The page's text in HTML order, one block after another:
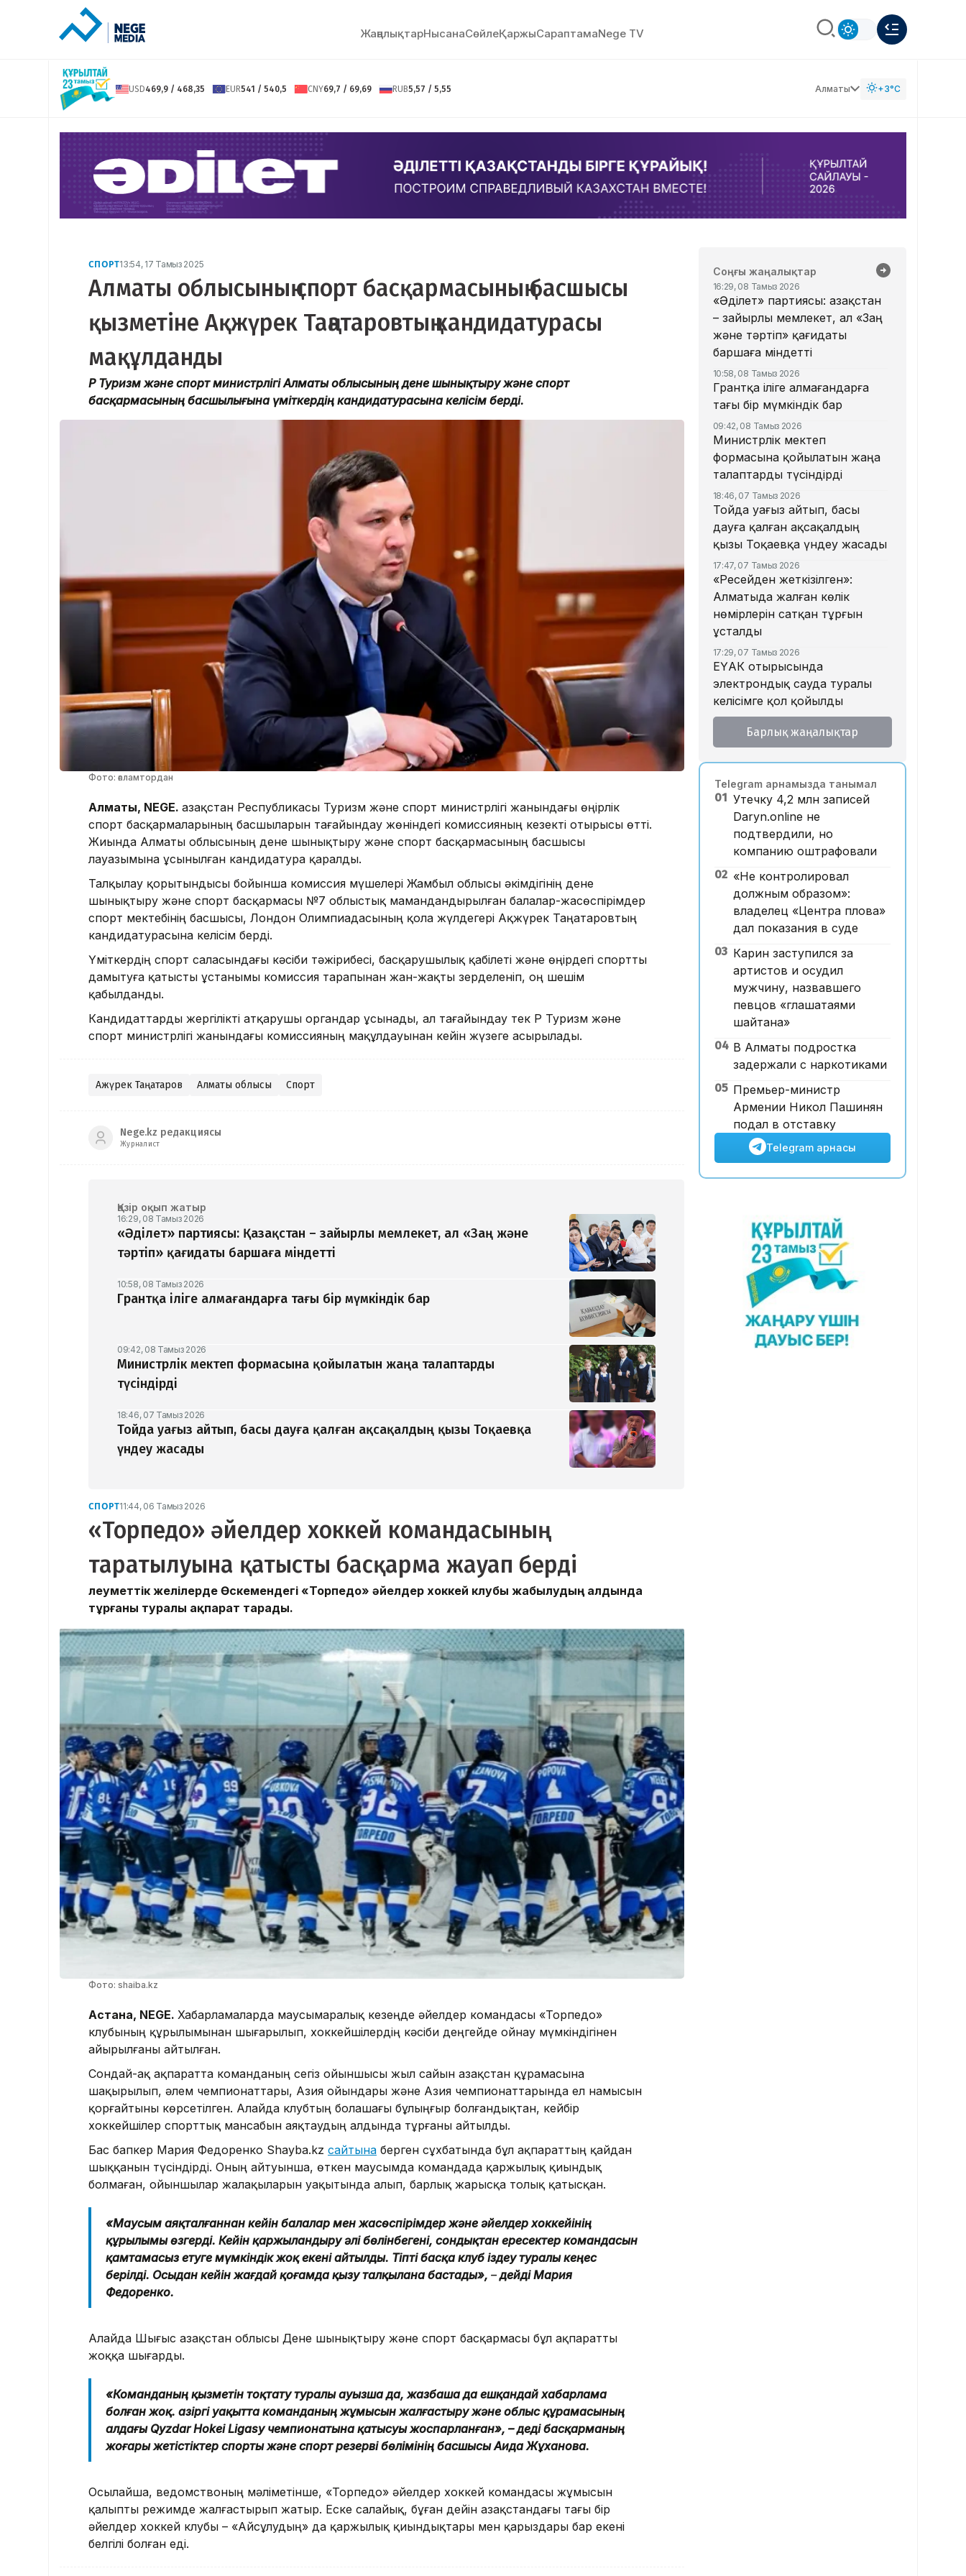
ЖаңалықтарНысанаСөйлeҚаржыСараптамаNege TV
USD469,9 / 468,35 EUR541 / 540,5 CNY69,7 / 69,69 RUB5,57 / 5,55 Алматы +3°C
СПОРТ13:54, 17 Тамыз 2025
Алматы облысының спорт басқармасының басшысы
қызметіне Ақжүрек Таңатаровтың кандидатурасы
мақұлданды
ҚР Туризм және спорт министрлігі Алматы облысының дене шынықтыру және спорт
басқармасының басшылығына үміткердің кандидатурасына келісім берді.
Фото: ғаламтордан
Алматы, NEGE. Қазақстан Республикасы Туризм және спорт министрлігі жанындағы өңірлік
спорт басқармаларының басшыларын тағайындау жөніндегі комиссияның кезекті отырысы өтті.
Жиында Алматы облысының дене шынықтыру және спорт басқармасының басшысы
лауазымына ұсынылған кандидатура қаралды.
Талқылау қорытындысы бойынша комиссия мүшелері Жамбыл облысы әкімдігінің дене
шынықтыру және спорт басқармасы №7 облыстық мамандандырылған балалар-жасөспірімдер
спорт мектебінің басшысы, Лондон Олимпиадасының қола жүлдегері Ақжүрек Таңатаровтың
кандидатурасына келісім берді.
Үміткердің спорт саласындағы кәсіби тәжірибесі, басқарушылық қабілеті және өңірдегі спортты
дамытуға қатысты ұстанымы комиссия тарапынан жан-жақты зерделеніп, оң шешім
қабылданды.
Кандидаттарды жергілікті атқарушы органдар ұсынады, ал тағайындау тек ҚР Туризм және
спорт министрлігі жанындағы комиссияның мақұлдауынан кейін жүзеге асырылады.
Ақжүрек Таңатаров Алматы облысы Спорт
Nege.kz редакциясы
Журналист
Қазір оқып жатыр
16:29, 08 Тамыз 2026
«Әділет» партиясы: Қазақстан – зайырлы мемлекет, ал «Заң және
тәртіп» қағидаты баршаға міндетті
10:58, 08 Тамыз 2026
Грантқа іліге алмағандарға тағы бір мүмкіндік бар
09:42, 08 Тамыз 2026
Министрлік мектеп формасына қойылатын жаңа талаптарды
түсіндірді
18:46, 07 Тамыз 2026
Тойда уағыз айтып, басы дауға қалған ақсақалдың қызы Тоқаевқа
үндеу жасады
СПОРТ11:44, 06 Тамыз 2026
«Торпедо» әйелдер хоккей командасының
таратылуына қатысты басқарма жауап берді
Әлеуметтік желілерде Өскемендегі «Торпедо» әйелдер хоккей клубы жабылудың алдында
тұрғаны туралы ақпарат тарады.
Фото: shaiba.kz
Астана, NEGE. Хабарламаларда маусымаралық кезеңде әйелдер командасы «Торпедо»
клубының құрылымынан шығарылып, хоккейшілердің кәсіби деңгейде ойнау мүмкіндігінен
айырылғаны айтылған.
Сондай-ақ ақпаратта команданың сегіз ойыншысы жыл сайын Қазақстан құрамасына
шақырылып, әлем чемпионаттары, Азия ойындары және Азия чемпионаттарында ел намысын
қорғайтыны көрсетілген. Алайда клубтың болашағы бұлыңғыр болғандықтан, кейбір
хоккейшілер спорттық мансабын аяқтаудың алдында тұрғаны айтылды.
Бас бапкер Мария Федоренко Shayba.kz сайтына берген сұхбатында бұл ақпараттың қайдан
шыққанын түсіндірді. Оның айтуынша, өткен маусымда командада қаржылық қиындық
болмаған, ойыншылар жалақыларын уақытында алып, барлық жарысқа толық қатысқан.
«Маусым аяқталғаннан кейін балалар мен жасөспірімдер және әйелдер хоккейінің
құрылымы өзгерді. Кейін қаржыландыру әлі бөлінбегені, сондықтан ересектер командасын
қамтамасыз етуге мүмкіндік жоқ екені айтылды. Тіпті басқа клуб іздеу туралы кеңес
берілді. Осыдан кейін жағдай қоғамда қызу талқылана бастады», –дейді Мария
Федоренко.
Алайда Шығыс Қазақстан облысы Дене шынықтыру және спорт басқармасы бұл ақпаратты
жоққа шығарды.
«Команданың қызметін тоқтату туралы ауызша да, жазбаша да ешқандай хабарлама
болған жоқ. Қазіргі уақытта команданың жұмысын жалғастыру және облыс құрамасының
алдағы Qyzdar Hokei Ligasy чемпионатына қатысуы жоспарланған», – деді басқарманың
жоғары жетістіктер спорты және спорт резерві бөлімінің басшысы Аида Жұханова.
Осылайша, ведомствоның мәліметінше, «Торпедо» әйелдер хоккей командасы жұмысын
қалыпты режимде жалғастырып жатыр. Еске салайық, бұған дейін Қазақстандағы тағы бір
әйелдер хоккей клубы – «Айсұлудың» да қаржылық қиындықтары мен қарыздары бар екені
белгілі болған еді.
Соңғы жаңалықтар
16:29, 08 Тамыз 2026
«Әділет» партиясы: Қазақстан
– зайырлы мемлекет, ал «Заң
және тәртіп» қағидаты
баршаға міндетті
10:58, 08 Тамыз 2026
Грантқа іліге алмағандарға
тағы бір мүмкіндік бар
09:42, 08 Тамыз 2026
Министрлік мектеп
формасына қойылатын жаңа
талаптарды түсіндірді
18:46, 07 Тамыз 2026
Тойда уағыз айтып, басы
дауға қалған ақсақалдың
қызы Тоқаевқа үндеу жасады
17:47, 07 Тамыз 2026
«Ресейден жеткізілген»:
Алматыда жалған көлік
нөмірлерін сатқан тұрғын
ұсталды
17:29, 07 Тамыз 2026
ЕҮАК отырысында
электрондық сауда туралы
келісімге қол қойылды
16:49, 07 Тамыз 2026
Алматыдағы «Байсат»
15:53, 07 Тамыз 2026
Қазақстанда аукцион өткізу
тәртібі өзгертілмек: кепілдік
жарна құны қымбаттайды
Мемлекеттік грант
иегерлерінің тізімі
жарияланды: 75 мыңнан
астам талапкер тегін білім
алады
14:45, 07 Тамыз 2026
Ұлттық валютаны инфляция
қарқынының баяулауы
қолдап отыр – сарапшылар
Барлық жаңалықтар
Telegram арнамызда танымал
01 Утечку 4,2 млн записей
Daryn.online не
подтвердили, но
компанию оштрафовали
02 «Не контролировал
должным образом»:
владелец «Центра плова»
дал показания в суде
03 Карин заступился за
артистов и осудил
мужчину, назвавшего
певцов «глашатаями
шайтана»
04 В Алматы подростка
задержали с наркотиками
05 Премьер-министр
Армении Никол Пашинян
подал в отставку
Telegram арнасы